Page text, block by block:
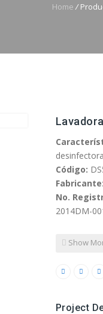
Home /
desinfectora
Código:
Fabricante
No.
2014DM-
Show
Project